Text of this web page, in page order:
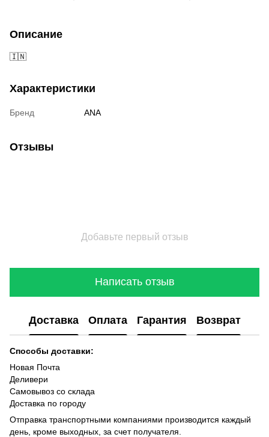
Описание
🇮🇳
Характеристики
Бренд ANA
Отзывы
Добавьте первый отзыв
Написать отзыв
Доставка Оплата Гарантия Возврат
Способы доставки:
Новая Почта
Деливери
Самовывоз со склада
Доставка по городу
Отправка транспортными компаниями производится каждый
день, кроме выходных, за счет получателя.